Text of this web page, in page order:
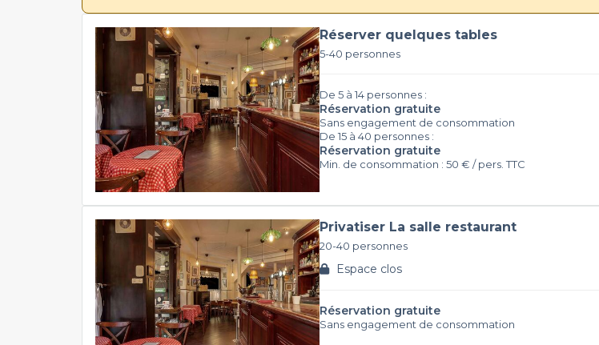
Réserver quelques tables
5-40 personnes
De 5 à 14 personnes :
Réservation gratuite
Sans engagement de consommation
De 15 à 40 personnes :
Réservation gratuite
Min. de consommation : 50 € / pers. TTC
Privatiser La salle restaurant
20-40 personnes
Espace clos
Réservation gratuite
Sans engagement de consommation